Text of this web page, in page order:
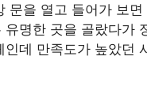
문을 열고 들어가 보
명한 곳을 골랐다가
인데 만족도가 높았던